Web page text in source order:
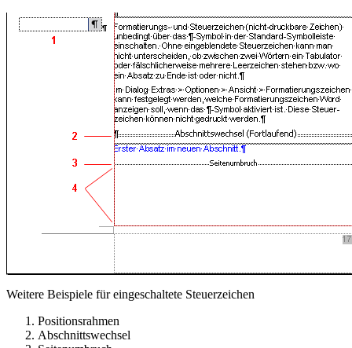
Weitere Beispiele für eingeschaltete Steuerzeichen
Positionsrahmen
Abschnittswechsel